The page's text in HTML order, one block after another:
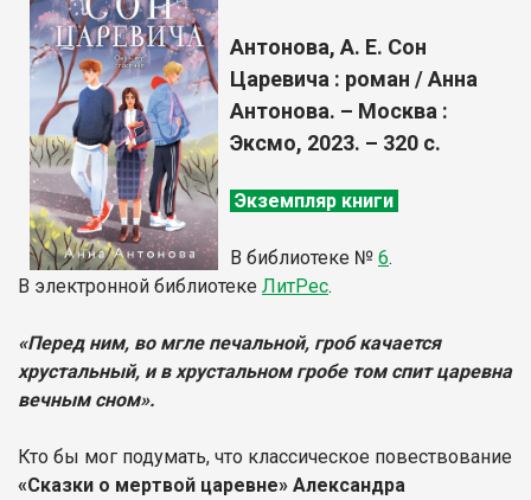
Антонова, А. Е. Сон
Царевича : роман / Анна
Антонова. – Москва :
Эксмо, 2023. – 320 с.
Экземпляр книги
В библиотеке № 6.
В электронной библиотеке ЛитРес.
«Перед ним, во мгле печальной, гроб качается
хрустальный, и в хрустальном гробе том спит царевна
вечным сном».
Кто бы мог подумать, что классическое повествование
«Сказки о мертвой царевне» Александра